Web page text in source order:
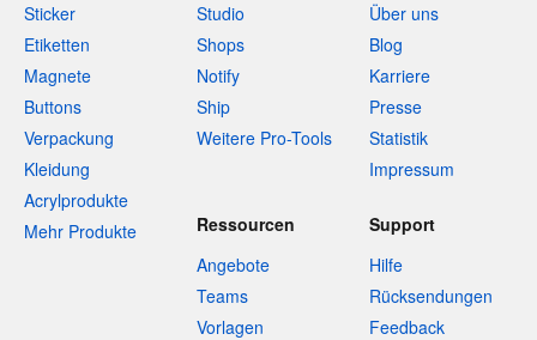
Sticker
Etiketten
Magnete
Buttons
Verpackung
Kleidung
Acrylprodukte
Mehr Produkte
Studio
Shops
Notify
Ship
Weitere Pro-Tools
Über uns
Blog
Karriere
Presse
Statistik
Impressum
Ressourcen
Angebote
Teams
Vorlagen
Support
Hilfe
Rücksendungen
Feedback